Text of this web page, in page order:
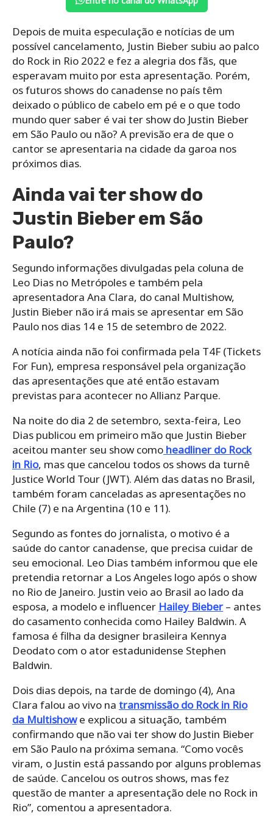
Depois de muita especulação e notícias de um
possível cancelamento, Justin Bieber subiu ao palco
do Rock in Rio 2022 e fez a alegria dos fãs, que
esperavam muito por esta apresentação. Porém,
os futuros shows do canadense no país têm
deixado o público de cabelo em pé e o que todo
mundo quer saber é vai ter show do Justin Bieber
em São Paulo ou não? A previsão era de que o
cantor se apresentaria na cidade da garoa nos
próximos dias.
Ainda vai ter show do
Justin Bieber em São
Paulo?
Segundo informações divulgadas pela coluna de
Leo Dias no Metrópoles e também pela
apresentadora Ana Clara, do canal Multishow,
Justin Bieber não irá mais se apresentar em São
Paulo nos dias 14 e 15 de setembro de 2022.
A notícia ainda não foi confirmada pela T4F (Tickets
For Fun), empresa responsável pela organização
das apresentações que até então estavam
previstas para acontecer no Allianz Parque.
Na noite do dia 2 de setembro, sexta-feira, Leo
Dias publicou em primeiro mão que Justin Bieber
aceitou manter seu show como headliner do Rock
in Rio, mas que cancelou todos os shows da turnê
Justice World Tour (JWT). Além das datas no Brasil,
também foram canceladas as apresentações no
Chile (7) e na Argentina (10 e 11).
Segundo as fontes do jornalista, o motivo é a
saúde do cantor canadense, que precisa cuidar de
seu emocional. Leo Dias também informou que ele
pretendia retornar a Los Angeles logo após o show
no Rio de Janeiro. Justin veio ao Brasil ao lado da
esposa, a modelo e influencer Hailey Bieber – antes
do casamento conhecida como Hailey Baldwin. A
famosa é filha da designer brasileira Kennya
Deodato com o ator estadunidense Stephen
Baldwin.
Dois dias depois, na tarde de domingo (4), Ana
Clara falou ao vivo na transmissão do Rock in Rio
da Multishowe explicou a situação, também
confirmando que não vai ter show do Justin Bieber
em São Paulo na próxima semana. “Como vocês
viram, o Justin está passando por alguns problemas
de saúde. Cancelou os outros shows, mas fez
questão de manter a apresentação dele no Rock in
Rio”, comentou a apresentadora.